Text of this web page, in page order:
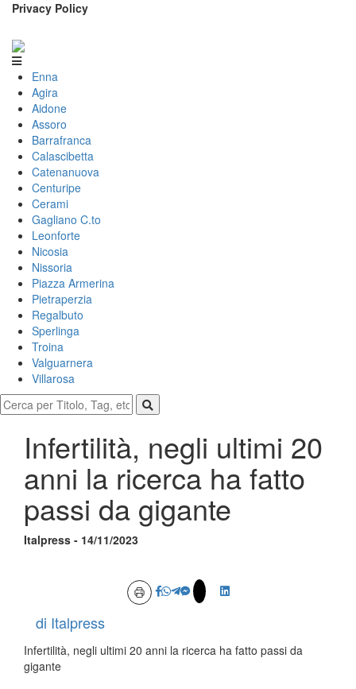
Privacy Policy
Enna
Agira
Aidone
Assoro
Barrafranca
Calascibetta
Catenanuova
Centuripe
Cerami
Gagliano C.to
Leonforte
Nicosia
Nissoria
Piazza Armerina
Pietraperzia
Regalbuto
Sperlinga
Troina
Valguarnera
Villarosa
Infertilità, negli ultimi 20
anni la ricerca ha fatto
passi da gigante
Italpress - 14/11/2023
di Italpress
Infertilità, negli ultimi 20 anni la ricerca ha fatto passi da
gigante